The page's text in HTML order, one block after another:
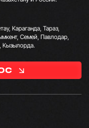
Караганда, Тараз,
Семей, Павлодар,
Кызылорда.